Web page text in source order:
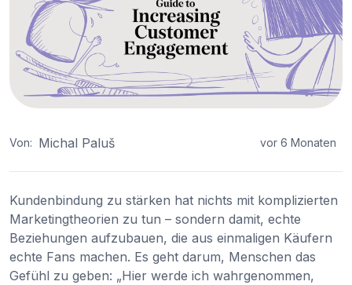
Von: Michal Paluš vor 6 Monaten
Kundenbindung zu stärken hat nichts mit komplizierten
Marketingtheorien zu tun – sondern damit, echte
Beziehungen aufzubauen, die aus einmaligen Käufern
echte Fans machen. Es geht darum, Menschen das
Gefühl zu geben: „Hier werde ich wahrgenommen,